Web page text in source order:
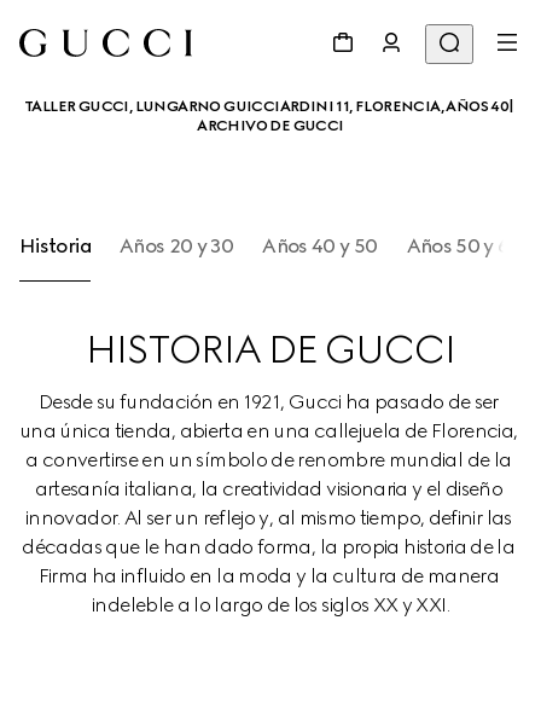
TALLER GUCCI, LUNGARNO GUICCIARDINI 11, FLORENCIA, AÑOS 40|
ARCHIVO DE GUCCI
Historia Años 20 y 30 Años 40 y 50 Años 50 y 60
HISTORIA DE GUCCI
Desde su fundación en 1921, Gucci ha pasado de ser
una única tienda, abierta en una callejuela de Florencia,
a convertirse en un símbolo de renombre mundial de la
artesanía italiana, la creatividad visionaria y el diseño
innovador. Al ser un reflejo y, al mismo tiempo, definir las
décadas que le han dado forma, la propia historia de la
Firma ha influido en la moda y la cultura de manera
indeleble a lo largo de los siglos XX y XXI.